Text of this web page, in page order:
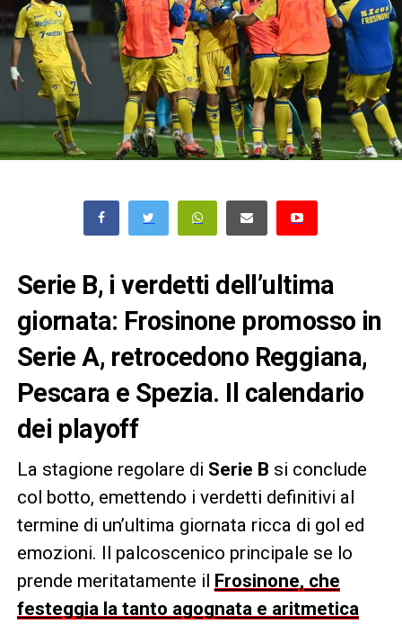
Serie B, i verdetti dell’ultima
giornata: Frosinone promosso in
Serie A, retrocedono Reggiana,
Pescara e Spezia. Il calendario
dei playoff
La stagione regolare di Serie B si conclude
col botto, emettendo i verdetti definitivi al
termine di un’ultima giornata ricca di gol ed
emozioni. Il palcoscenico principale se lo
prende meritatamente il Frosinone, che
festeggia la tanto agognata e aritmetica